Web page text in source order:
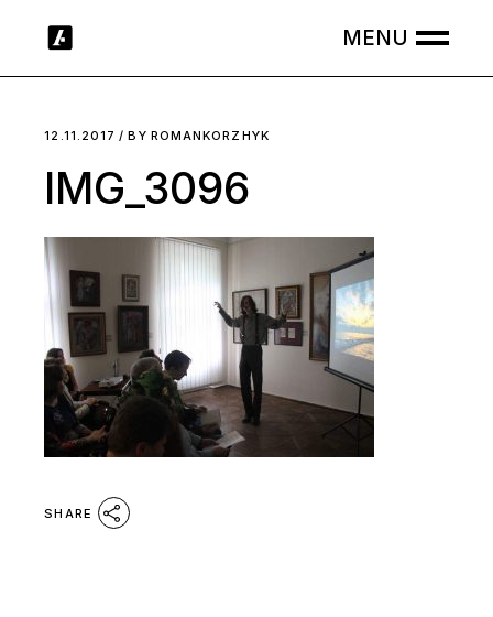
12.11.2017 BY ROMANKORZHYK
IMG_3096
SHARE